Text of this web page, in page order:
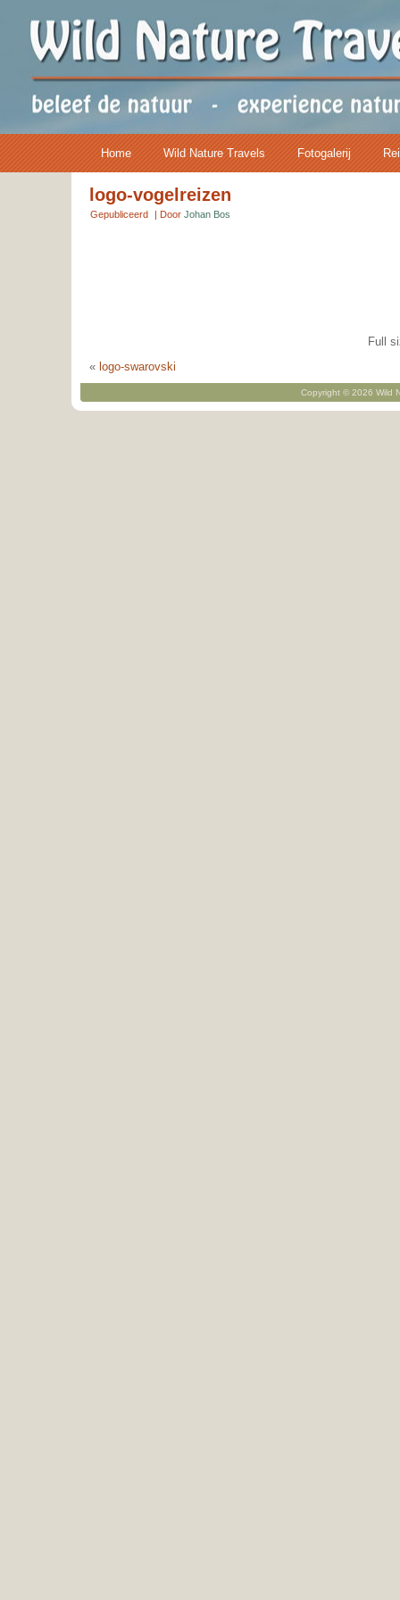
Home Wild Nature Travels Fotogalerij
logo-vogelreizen
Gepubliceerd | Door Johan Bos
Full
« logo-swarovski
Copyright © 2026 Wild